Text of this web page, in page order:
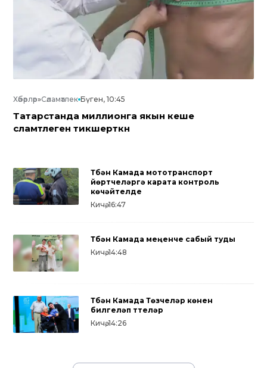
Хәбәрләр»Сәламәтлек Бүген, 10:45
Татарстанда миллионга якын кеше
сәламәтлеген тикшерткән
Түбән Камада мототранспорт
йөртүчеләргә карата контроль
көчәйтелде
Кичә, 16:47
Түбән Камада меңенче сабый туды
Кичә, 14:48
Түбән Камада Төзүчеләр көнен
билгеләп үттеләр
Кичә, 14:26